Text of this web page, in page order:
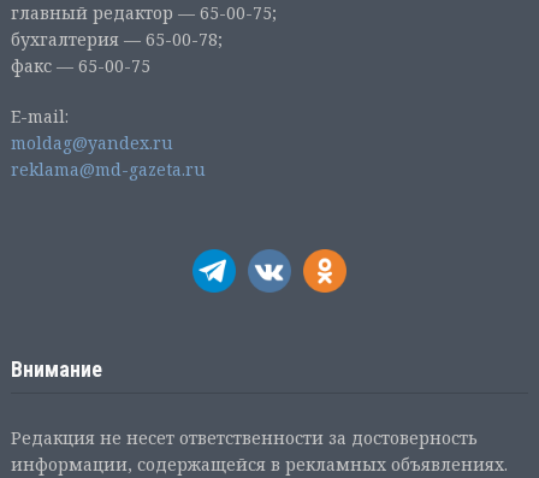
главный редактор — 65-00-75;
бухгалтерия — 65-00-78;
факс — 65-00-75
E-mail:
moldag@yandex.ru
reklama@md-gazeta.ru
Внимание
Редакция не несет ответственности за достоверность
информации, содержащейся в рекламных объявлениях.